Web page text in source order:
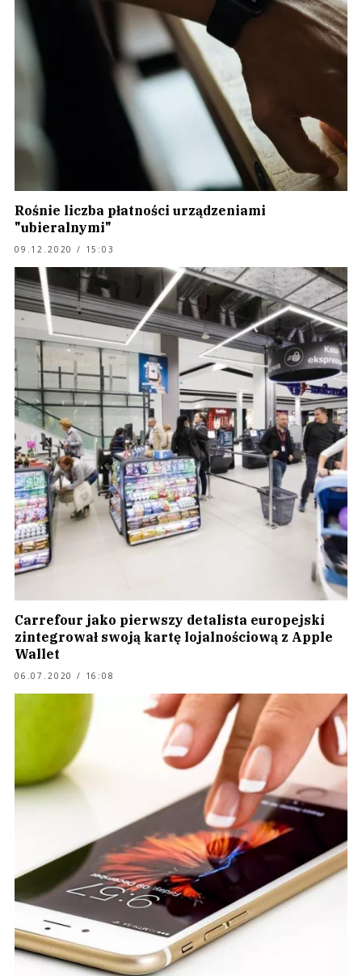
Rośnie liczba płatności urządzeniami
"ubieralnymi"
09.12.2020 / 15:03
Carrefour jako pierwszy detalista europejski
zintegrował swoją kartę lojalnościową z Apple
Wallet
06.07.2020 / 16:08